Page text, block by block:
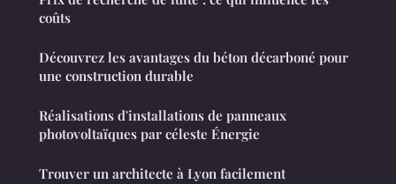
coûts
Découvrez les avantages du béton décarboné pour
une construction durable
Réalisations d'installations de panneaux
photovoltaïques par céleste Énergie
Trouver un architecte à Lyon facilement